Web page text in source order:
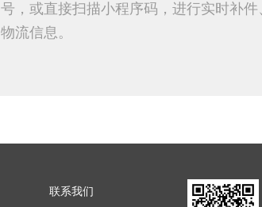
号，或直接扫描小程序码，进行实时补件
物流信息。
联系我们